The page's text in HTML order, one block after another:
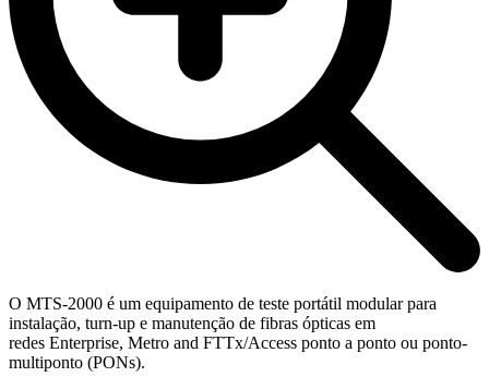
O MTS-2000 é um equipamento de teste portátil modular para
instalação, turn-up e manutenção de fibras ópticas em
redes Enterprise, Metro and FTTx/Access ponto a ponto ou ponto-
multiponto (PONs).